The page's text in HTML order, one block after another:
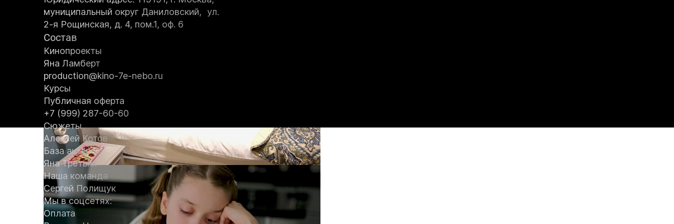
муниципальный округ Даниловский, ул.
2-я Рощинская, д. 4, пом.1, оф. 6
Состав
Кинопроекты
Яна Ламберт
production@kino-7e-nebo.ru
Курсы
Публичная оферта
+7 (999) 287-60-60
Сюжеты
Алексей Котов
База актёров
Яна Третьяк
Наша команда
Сергей Полищук
Мы в соцсетях:
Оплата